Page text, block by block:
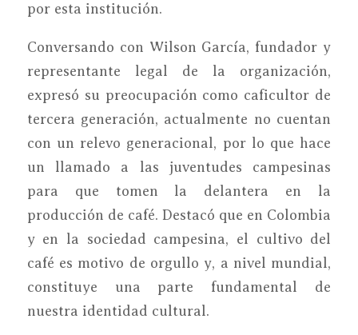
por esta institución.
Conversando con Wilson García, fundador y
representante legal de la organización,
expresó su preocupación como caficultor de
tercera generación, actualmente no cuentan
con un relevo generacional, por lo que hace
un llamado a las juventudes campesinas
para que tomen la delantera en la
producción de café. Destacó que en Colombia
y en la sociedad campesina, el cultivo del
café es motivo de orgullo y, a nivel mundial,
constituye una parte fundamental de
nuestra identidad cultural.